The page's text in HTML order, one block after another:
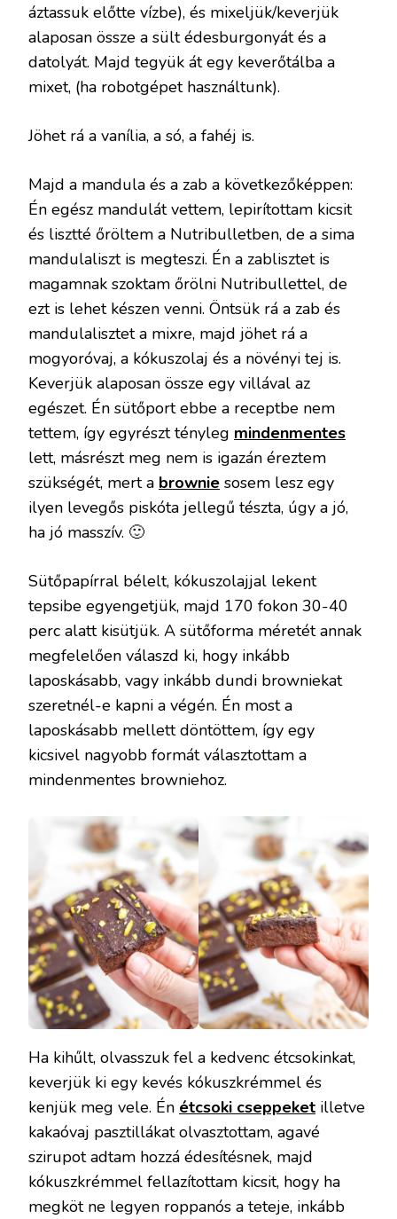
áztassuk előtte vízbe), és mixeljük/keverjük
alaposan össze a sült édesburgonyát és a
datolyát. Majd tegyük át egy keverőtálba a
mixet, (ha robotgépet használtunk).
Jöhet rá a vanília, a só, a fahéj is.
Majd a mandula és a zab a következőképpen:
Én egész mandulát vettem, lepirítottam kicsit
és lisztté őröltem a Nutribulletben, de a sima
mandulaliszt is megteszi. Én a zablisztet is
magamnak szoktam őrölni Nutribullettel, de
ezt is lehet készen venni. Öntsük rá a zab és
mandulalisztet a mixre, majd jöhet rá a
mogyoróvaj, a kókuszolaj és a növényi tej is.
Keverjük alaposan össze egy villával az
egészet. Én sütőport ebbe a receptbe nem
tettem, így egyrészt tényleg mindenmentes
lett, másrészt meg nem is igazán éreztem
szükségét, mert a brownie sosem lesz egy
ilyen levegős piskóta jellegű tészta, úgy a jó,
ha jó masszív. 🙂
Sütőpapírral bélelt, kókuszolajjal lekent
tepsibe egyengetjük, majd 170 fokon 30-40
perc alatt kisütjük. A sütőforma méretét annak
megfelelően válaszd ki, hogy inkább
laposkásabb, vagy inkább dundi browniekat
szeretnél-e kapni a végén. Én most a
laposkásabb mellett döntöttem, így egy
kicsivel nagyobb formát választottam a
mindenmentes browniehoz.
Ha kihűlt, olvasszuk fel a kedvenc étcsokinkat,
keverjük ki egy kevés kókuszkrémmel és
kenjük meg vele. Én étcsoki cseppeket illetve
kakaóvaj pasztillákat olvasztottam, agavé
szirupot adtam hozzá édesítésnek, majd
kókuszkrémmel fellazítottam kicsit, hogy ha
megköt ne legyen roppanós a teteje, inkább